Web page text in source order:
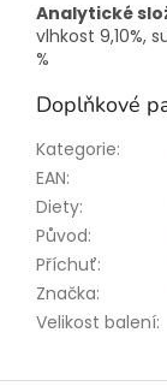
Analytické
vlhkost 9,10%,
%
Doplňkové
Kategorie:
EAN:
Diety:
Původ:
Příchuť:
Značka:
Velikost balení: